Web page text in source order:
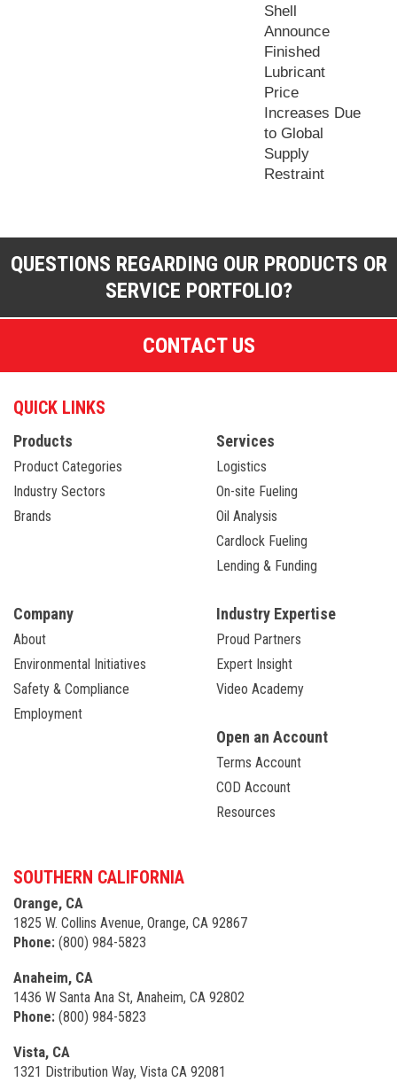
Shell
Announce
Finished
Lubricant
Price
Increases Due
to Global
Supply
Restraint
QUESTIONS REGARDING OUR PRODUCTS OR
SERVICE PORTFOLIO?
CONTACT US
QUICK LINKS
Products
Product Categories
Industry Sectors
Brands
Services
Logistics
On-site Fueling
Oil Analysis
Cardlock Fueling
Lending & Funding
Company
About
Environmental Initiatives
Safety & Compliance
Employment
Industry Expertise
Proud Partners
Expert Insight
Video Academy
Open an Account
Terms Account
COD Account
Resources
SOUTHERN CALIFORNIA
Orange, CA
1825 W. Collins Avenue, Orange, CA 92867
Phone: (800) 984-5823
Anaheim, CA
1436 W Santa Ana St, Anaheim, CA 92802
Phone: (800) 984-5823
Vista, CA
1321 Distribution Way, Vista CA 92081